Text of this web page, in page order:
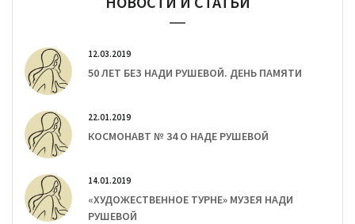
12.03.2019
50 ЛЕТ БЕЗ НАДИ РУШЕВОЙ. ДЕНЬ ПАМЯТИ
22.01.2019
КОСМОНАВТ № 34 О НАДЕ РУШЕВОЙ
14.01.2019
«ХУДОЖЕСТВЕННОЕ ТУРНЕ» МУЗЕЯ НАДИ
РУШЕВОЙ